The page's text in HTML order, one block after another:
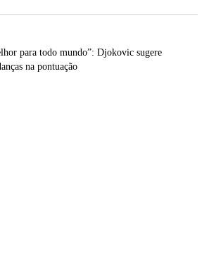
para todo mundo”: Djokovic sugere
na pontuação